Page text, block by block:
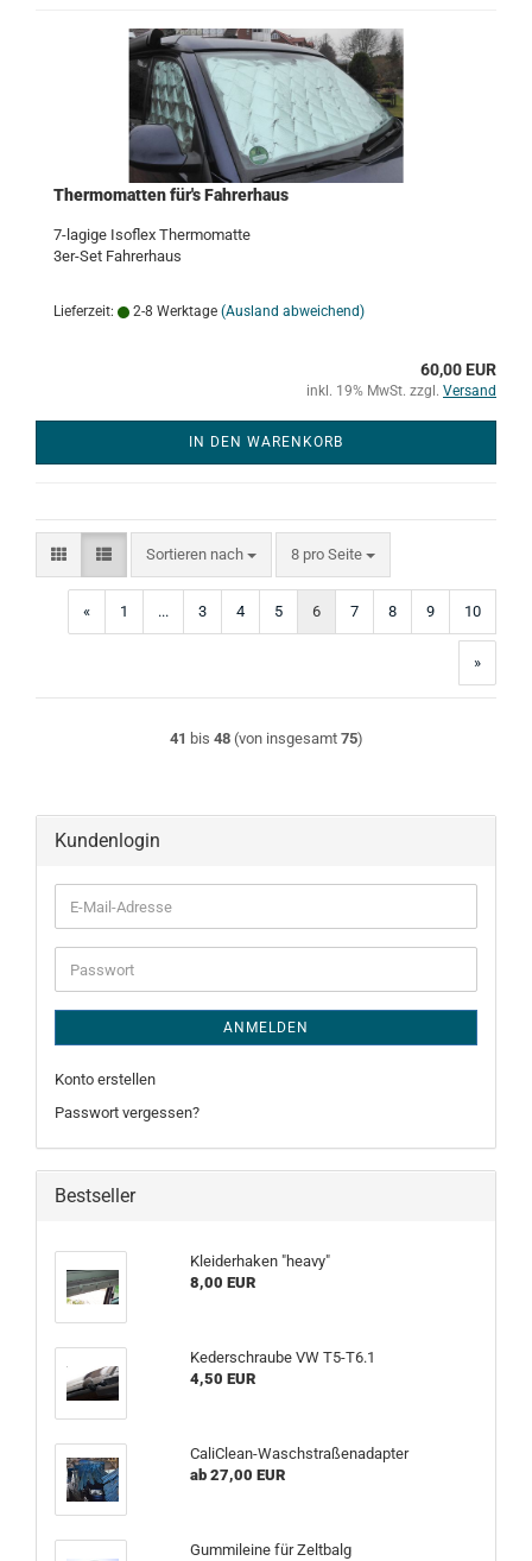
Thermomatten für's Fahrerhaus
7-lagige Isoflex Thermomatte
3er-Set Fahrerhaus
Lieferzeit: 2-8 Werktage (Ausland abweichend)
60,00 EUR
inkl. 19% MwSt. zzgl. Versand
IN DEN WARENKORB
Sortieren nach
Sortieren nach 8 pro Seite
pro Seite
« 1 ... 3 4 5 6 7 8 9 10
»
41 bis 48(von insgesamt 75)
Kundenlogin
E-
Mail-
Adresse
Passwort
ANMELDEN
Konto erstellen
Passwort vergessen?
Bestseller
Kleiderhaken "heavy"
8,00 EUR
Kederschraube VW T5-T6.1
4,50 EUR
CaliClean-Waschstraßenadapter
ab 27,00 EUR
Gummileine für Zeltbalg